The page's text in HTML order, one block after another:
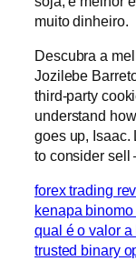
muito dinheiro.
Descubra a
Jozilebe
third-party
understand
goes up, Isaac.
to consider sell
forex trading
kenapa
qual é o valor a
trusted binary